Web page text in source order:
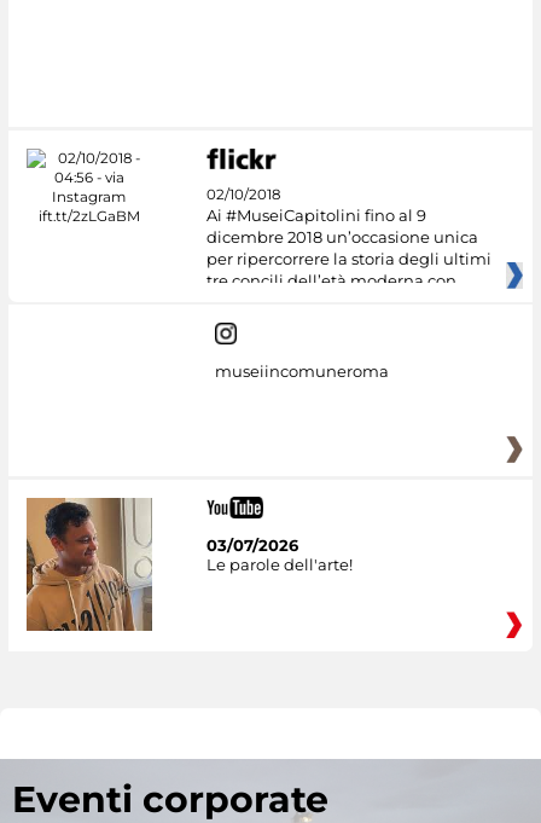
02/10/2018
Ai #MuseiCapitolini fino al 9
dicembre 2018 un’occasione unica
per ripercorrere la storia degli ultimi
tre concili dell’età moderna con
museiincomuneroma
03/07/2026
Le parole dell'arte!
Eventi corporate